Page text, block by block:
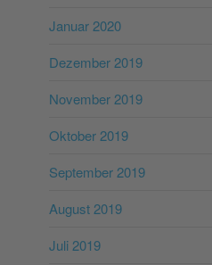
Januar 2020
Dezember 2019
November 2019
Oktober 2019
September 2019
August 2019
Juli 2019